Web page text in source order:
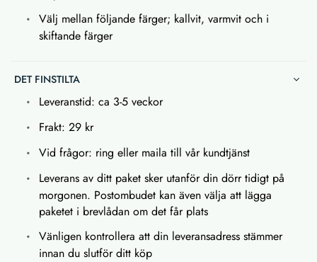
Välj mellan följande färger; kallvit, varmvit och i
skiftande färger
DET FINSTILTA
Leveranstid: ca 3-5 veckor
Frakt: 29 kr
Vid frågor: ring eller maila till vår kundtjänst
Leverans av ditt paket sker utanför din dörr tidigt på
morgonen. Postombudet kan även välja att lägga
paketet i brevlådan om det får plats
Vänligen kontrollera att din leveransadress stämmer
innan du slutför ditt köp